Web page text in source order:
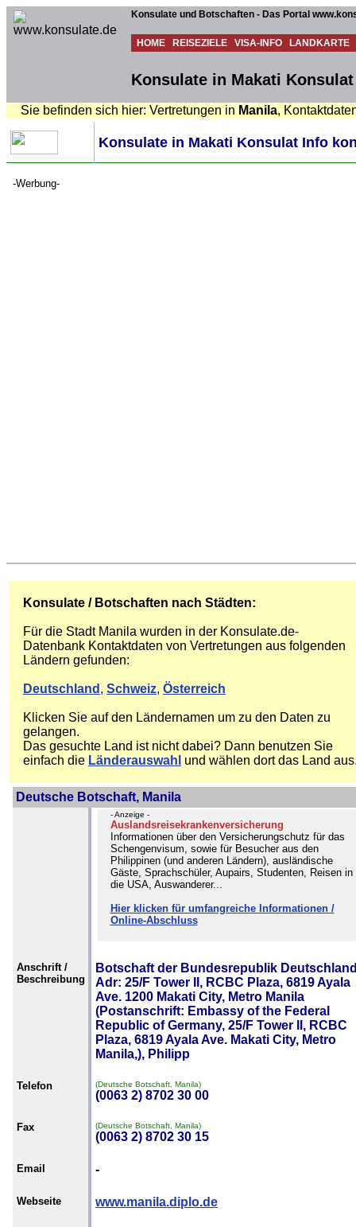
Konsulate und Botschaften - Das Portal
HOME REISEZIELE VISA-INFO LANDKARTE
Konsulate in Makati
Sie befinden sich hier: Vertretungen in Manila,
Konsulate in Makati Konsulat Info
-Werbung-
Konsulate / Botschaften nach Städten:
Für die Stadt Manila wurden in der Konsulate.de-
Datenbank Kontaktdaten von Vertretungen aus folgenden
Ländern gefunden:
Deutschland , Schweiz, Österreich
Klicken Sie auf den Ländernamen um zu den Daten zu
gelangen.
Das gesuchte Land ist nicht dabei? Dann benutzen Sie
einfach die Länderauswahl und wählen dort das Land
Deutsche Botschaft, Manila
- Anzeige -
Auslandsreisekrankenversicherung
Informationen über den Versicherungschutz für das
Schengenvisum, sowie für Besucher aus den
Philippinen (und anderen Ländern), ausländische
Gäste, Sprachschüler, Aupairs, Studenten, Reisen in
die USA, Auswanderer...
Hier klicken für umfangreiche Informationen /
Online-Abschluss
Anschrift /
Beschreibung
Botschaft der Bundesrepublik
Adr: 25/F Tower II, RCBC Plaza, 6819 Ayala
Ave. 1200 Makati City, Metro Manila
(Postanschrift: Embassy of the Federal
Republic of Germany, 25/F Tower II, RCBC
Plaza, 6819 Ayala Ave. Makati City, Metro
Manila,), Philipp
Telefon (Deutsche Botschaft, Manila)
(0063 2) 8702 30 00
Fax (Deutsche Botschaft, Manila)
(0063 2) 8702 30 15
Email -
Webseite www.manila.diplo.de